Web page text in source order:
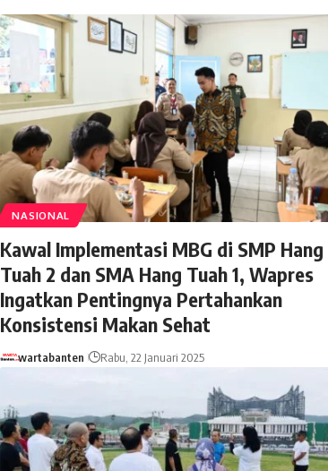
NASIONAL
Kawal Implementasi MBG di SMP Hang
Tuah 2 dan SMA Hang Tuah 1, Wapres
Ingatkan Pentingnya Pertahankan
Konsistensi Makan Sehat
wartabanten Rabu, 22 Januari 2025